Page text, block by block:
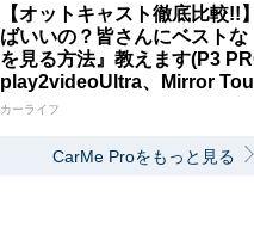
【オットキャスト徹底比較!!
ばいいの？皆さんにベスト
を見る方法』教えます(P3
play2videoUltra、Mirror
カーライフ
CarMe Proをもっと見る